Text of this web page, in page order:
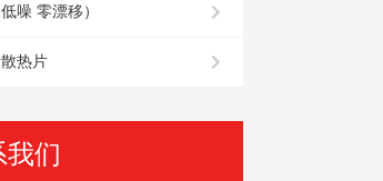
噪 零漂移）
热片
我们